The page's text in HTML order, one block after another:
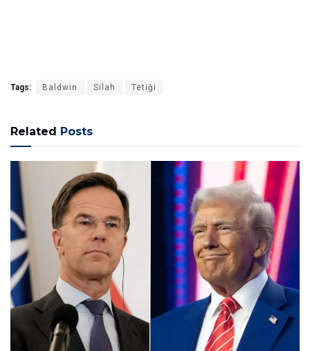
Tags: Baldwin Silah Tetiği
Related Posts